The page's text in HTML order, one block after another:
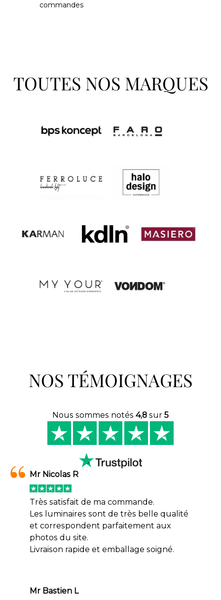
commandes
TOUTES NOS MARQUES
NOS TÉMOIGNAGES
Nous sommes notés 4,8 sur 5
Mr Nicolas R
Très satisfait de ma commande.
Les luminaires sont de très belle qualité
et correspondent parfaitement aux
photos du site.
Livraison rapide et emballage soigné.
Mr Bastien L